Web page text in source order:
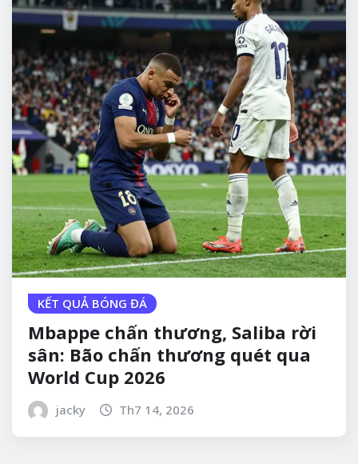
KẾT QUẢ BÓNG ĐÁ
Mbappe chấn thương, Saliba rời
sân: Bão chấn thương quét qua
World Cup 2026
jacky Th7 14, 2026